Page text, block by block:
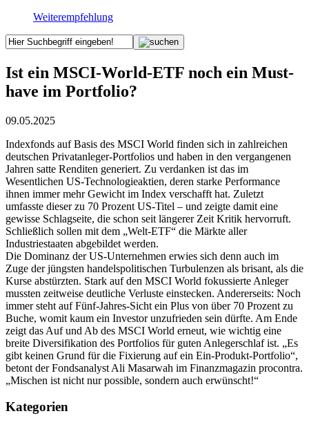
Weiterempfehlung
Ist ein MSCI-World-ETF noch ein Must-
have im Portfolio?
09.05.2025
Indexfonds auf Basis des MSCI World finden sich in zahlreichen
deutschen Privatanleger-Portfolios und haben in den vergangenen
Jahren satte Renditen generiert. Zu verdanken ist das im
Wesentlichen US-Technologieaktien, deren starke Performance
ihnen immer mehr Gewicht im Index verschafft hat. Zuletzt
umfasste dieser zu 70 Prozent US-Titel – und zeigte damit eine
gewisse Schlagseite, die schon seit längerer Zeit Kritik hervorruft.
Schließlich sollen mit dem „Welt-ETF“ die Märkte aller
Industriestaaten abgebildet werden.
Die Dominanz der US-Unternehmen erwies sich denn auch im
Zuge der jüngsten handelspolitischen Turbulenzen als brisant, als die
Kurse abstürzten. Stark auf den MSCI World fokussierte Anleger
mussten zeitweise deutliche Verluste einstecken. Andererseits: Noch
immer steht auf Fünf-Jahres-Sicht ein Plus von über 70 Prozent zu
Buche, womit kaum ein Investor unzufrieden sein dürfte. Am Ende
zeigt das Auf und Ab des MSCI World erneut, wie wichtig eine
breite Diversifikation des Portfolios für guten Anlegerschlaf ist. „Es
gibt keinen Grund für die Fixierung auf ein Ein-Produkt-Portfolio“,
betont der Fondsanalyst Ali Masarwah im Finanzmagazin procontra.
„Mischen ist nicht nur possible, sondern auch erwünscht!“
Kategorien